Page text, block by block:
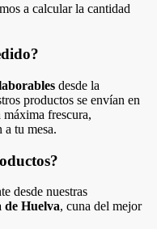
a calcular la cantidad
desde la
productos se envían en
frescura,
a tu mesa.
desde nuestras
de Huelva, cuna del mejor